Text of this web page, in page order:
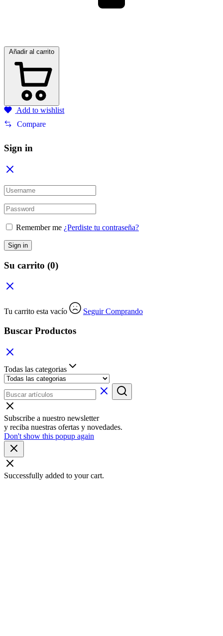
Añadir al carrito
Add to wishlist
Compare
Sign in
Remember me ¿Perdiste tu contraseña?
Sign in
Su carrito (0)
Tu carrito esta vacío Seguir Comprando
Buscar Productos
Todas las categorias
Subscribe a nuestro newsletter
y reciba nuestras ofertas y novedades.
Don't show this popup again
Successfully added to your cart.